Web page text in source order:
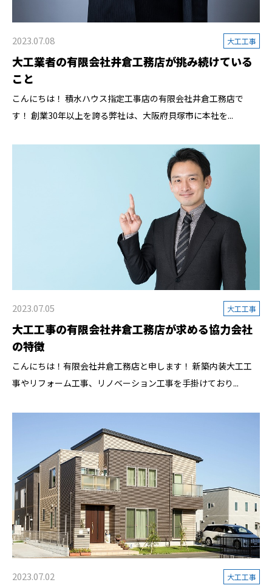
2023.07.08 大工工事
大工業者の有限会社井倉工務店が挑み続けている
こと
こんにちは！ 積水ハウス指定工事店の有限会社井倉工務店で
す！ 創業30年以上を誇る弊社は、大阪府貝塚市に本社を...
2023.07.05 大工工事
大工工事の有限会社井倉工務店が求める協力会社
の特徴
こんにちは！有限会社井倉工務店と申します！ 新築内装大工工
事やリフォーム工事、リノベーション工事を手掛けており...
2023.07.02 大工工事